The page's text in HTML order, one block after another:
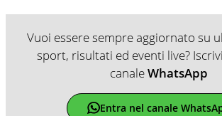
Vuoi essere sempre aggiornato su
sport, risultati ed eventi live?
canaleWhatsApp
Entra nel canale